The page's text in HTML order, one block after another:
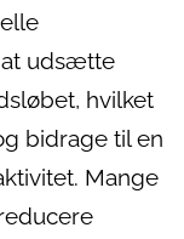
udsætte
hvilket
bidrage til en
Mange